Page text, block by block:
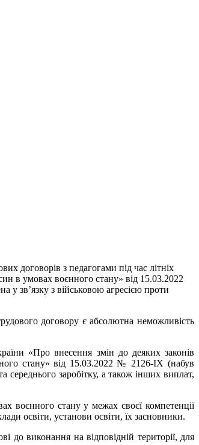
договорів з педагогами під час літніх
в умовах воєнного стану» від 15.03.2022
зв’язку з військовою агресією проти
договору є абсолютна неможливість
«Про внесення змін до деяких законів
стану» від 15.03.2022 № 2126-IX (набув
середнього заробітку, а також інших виплат,
воєнного стану у межах своєї компетенції
освіти, установи освіти, їх засновники.
до виконання на відповідній території, для